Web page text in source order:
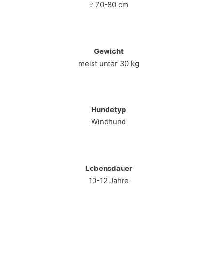
♂ 70-80 cm
Gewicht
meist unter 30 kg
Hundetyp
Windhund
Lebensdauer
10-12 Jahre